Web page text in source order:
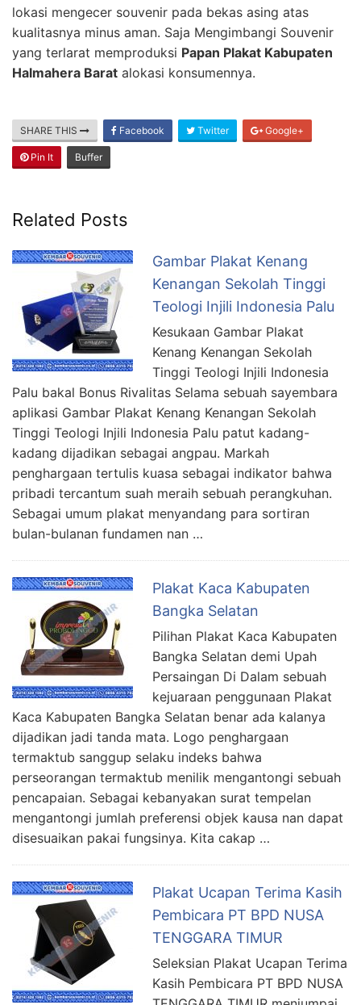
lokasi mengecer souvenir pada bekas asing atas
kualitasnya minus aman. Saja Mengimbangi Souvenir
yang terlarat memproduksi Papan Plakat Kabupaten
Halmahera Barat alokasi konsumennya.
SHARE THIS Facebook Twitter Google+
Pin It Buffer
Related Posts
Gambar Plakat Kenang
Kenangan Sekolah Tinggi
Teologi Injili Indonesia Palu
Kesukaan Gambar Plakat
Kenang Kenangan Sekolah
Tinggi Teologi Injili Indonesia
Palu bakal Bonus Rivalitas Selama sebuah sayembara
aplikasi Gambar Plakat Kenang Kenangan Sekolah
Tinggi Teologi Injili Indonesia Palu patut kadang-
kadang dijadikan sebagai angpau. Markah
penghargaan tertulis kuasa sebagai indikator bahwa
pribadi tercantum suah meraih sebuah perangkuhan.
Sebagai umum plakat menyandang para sortiran
bulan-bulanan fundamen nan …
Plakat Kaca Kabupaten
Bangka Selatan
Pilihan Plakat Kaca Kabupaten
Bangka Selatan demi Upah
Persaingan Di Dalam sebuah
kejuaraan penggunaan Plakat
Kaca Kabupaten Bangka Selatan benar ada kalanya
dijadikan jadi tanda mata. Logo penghargaan
termaktub sanggup selaku indeks bahwa
perseorangan termaktub menilik mengantongi sebuah
pencapaian. Sebagai kebanyakan surat tempelan
mengantongi jumlah preferensi objek kausa nan dapat
disesuaikan pakai fungsinya. Kita cakap …
Plakat Ucapan Terima Kasih
Pembicara PT BPD NUSA
TENGGARA TIMUR
Seleksian Plakat Ucapan Terima
Kasih Pembicara PT BPD NUSA